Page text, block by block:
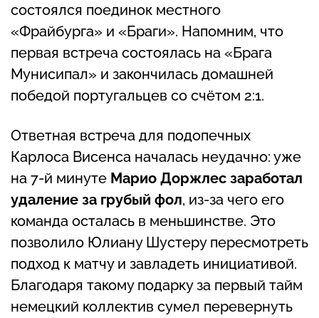
состоялся поединок местного
«Фрайбурга» и «Браги». Напомним, что
первая встреча состоялась на «Брага
Мунисипал» и закончилась домашней
победой португальцев со счётом 2:1.
Ответная встреча для подопечных
Карлоса Висенса началась неудачно: уже
на 7-й минуте Марио Доржлес заработал
удаление за грубый фол, из-за чего его
команда осталась в меньшинстве. Это
позволило Юлиану Шустеру пересмотреть
подход к матчу и завладеть инициативой.
Благодаря такому подарку за первый тайм
немецкий коллектив сумел перевернуть